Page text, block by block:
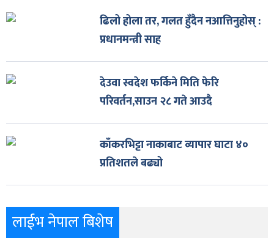
ढिलो होला तर, गलत हुँदैन नआत्तिनुहोस् :
प्रधानमन्त्री साह
देउवा स्वदेश फर्किने मिति फेरि
परिवर्तन,साउन २८ गते आउदै
काँकरभिट्टा नाकाबाट व्यापार घाटा ४०
प्रतिशतले बढ्यो
लाईभ नेपाल बिशेष